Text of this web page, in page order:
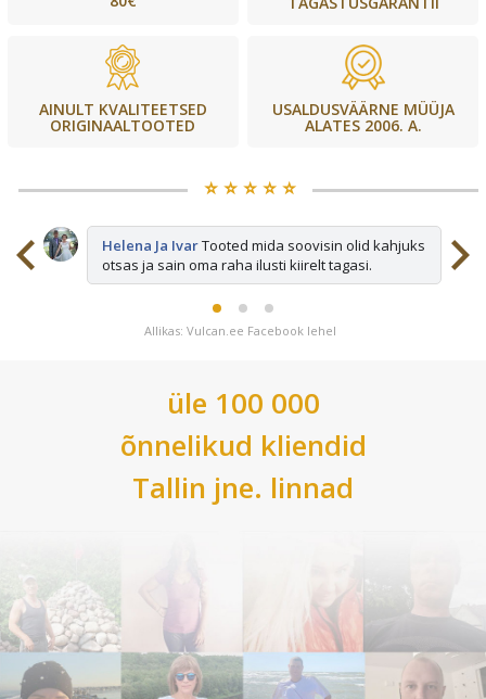
AINULT KVALITEETSED
ORIGINAALTOOTED
USALDUSVÄÄRNE MÜÜJA
ALATES 2006. A.
⭐️ ⭐️ ⭐️ ⭐️ ⭐️
Helena Ja IvarTooted mida soovisin olid kahjuks
otsas ja sain oma raha ilusti kiirelt tagasi.
Allikas: Vulcan.ee Facebook lehel
üle 100 000
õnnelikud kliendid
Tallin jne. linnad